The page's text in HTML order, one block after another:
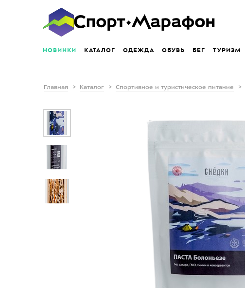
НОВИНКИ КАТАЛОГ ОДЕЖДА ОБУВЬ БЕГ ТУРИЗМ
Главная Каталог Спортивное и туристическое питание